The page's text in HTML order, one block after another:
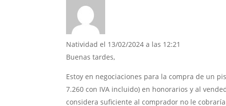
Natividad el 13/02/2024 a las 12:21
Buenas tardes,
Estoy en negociaciones para la compra de un
7.260 con IVA incluido) en honorarios y al
considera suficiente al comprador no le